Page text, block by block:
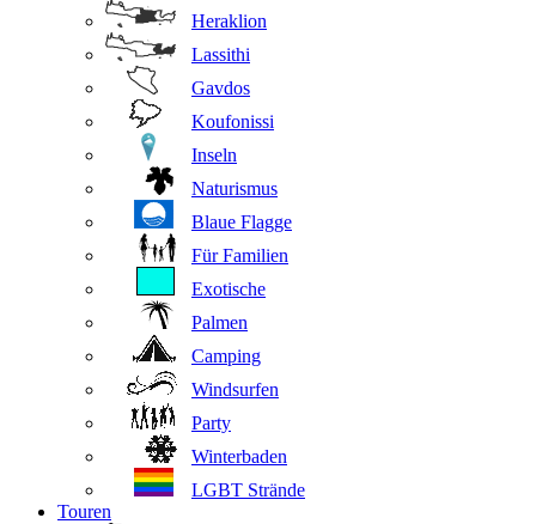
Heraklion
Lassithi
Gavdos
Koufonissi
Inseln
Naturismus
Blaue Flagge
Für Familien
Exotische
Palmen
Camping
Windsurfen
Party
Winterbaden
LGBT Strände
Touren